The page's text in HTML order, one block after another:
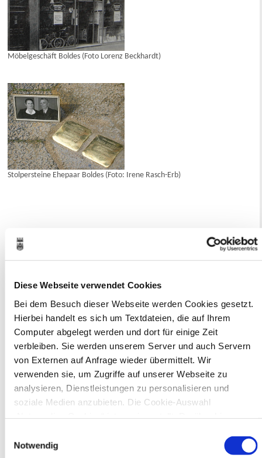
Diese Webseite verwendet Cookies
Bei dem Besuch dieser Webseite werden Cookies gesetzt.
Hierbei handelt es sich um Textdateien, die auf Ihrem
Computer abgelegt werden und dort für einige Zeit
verbleiben. Sie werden unserem Server und auch Servern
von Externen auf Anfrage wieder übermittelt. Wir
verwenden sie, um Zugriffe auf unserer Webseite zu
analysieren, Dienstleistungen zu personalisieren und
soziale Medien anzubieten. Die Cookie-Auswahl
(USA) mit unzureichendem Datenschutzniveau verarbeiten.
Notwendig
Möbelgeschäft Boldes (Foto Lorenz Beckhardt)
Stolpersteine Ehepaar Boldes (Foto: Irene Rasch-Erb)
Zurück zur Suche
Neuer Eintrag
Ihr Kontakt zur Stadtverwaltung
Online-Terminvergabe
Ausländerangelegenheiten
Beurkundung Vaterschaft, Sorge
und Unterhalt